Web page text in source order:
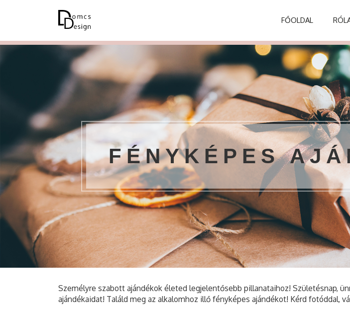
FŐOLDAL
FÉNYKÉPES
Személyre szabott ajándékok életed legjelentősebb pillanataihoz! Születésnap,
ajándékaidat! Találd meg az alkalomhoz illő fényképes ajándékot! Kérd fotóddal,